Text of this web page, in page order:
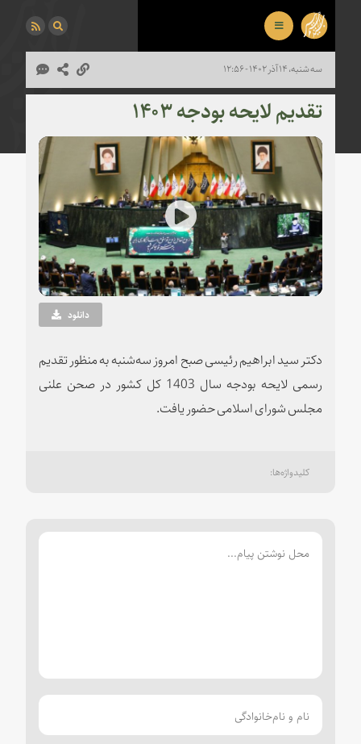
سه شنبه، ۱۴ آذر ۱۴۰۲ - ۱۲:۵۶
تقدیم لایحه بودجه ۱۴۰۳
Play
Video دانلود
دکتر سید ابراهیم رئیسی صبح امروز سه‌شنبه به منظور تقدیم
رسمی لایحه بودجه سال 1403 کل کشور در صحن علنی
مجلس شورای اسلامی حضور یافت.